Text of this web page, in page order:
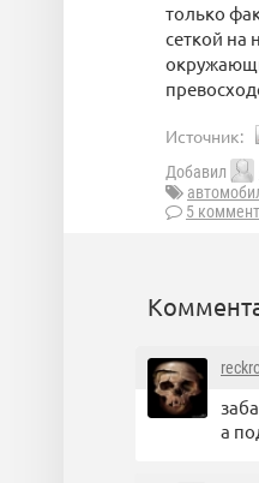
только
сеткой на
Источник:
Добавил
5
а